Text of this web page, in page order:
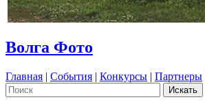
Волга Фото
Главная | События | Конкурсы | Партнеры